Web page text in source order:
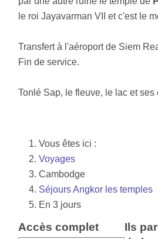
le roi Jayavarman VII et c'est le
Transfert à l'aéroport de Siem
Fin de service.
Tonlé Sap, le fleuve, le lac et
Vous êtes ici :
Voyages
Cambodge
Séjours Angkor les temples
En 3 jours
Accès complet
Ils